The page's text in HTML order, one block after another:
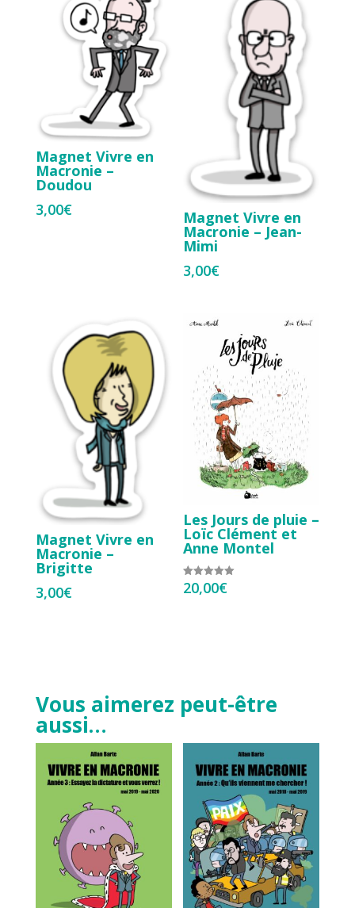
Magnet Vivre en
Macronie –
Doudou
3,00€ Magnet Vivre en
Macronie – Jean-
Mimi
3,00€
Magnet Vivre en
Macronie –
Brigitte
3,00€
Les Jours de pluie –
Loïc Clément et
Anne Montel
Note
5.00
20,00€
Vous aimerez peut-être
aussi…